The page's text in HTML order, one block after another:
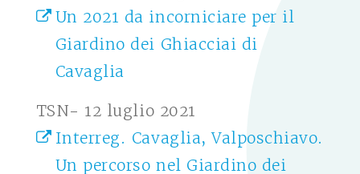
Un 2021 da incorniciare per il
Giardino dei Ghiacciai di
Cavaglia
TSN- 12 luglio 2021
Interreg. Cavaglia, Valposchiavo.
Un percorso nel Giardino dei